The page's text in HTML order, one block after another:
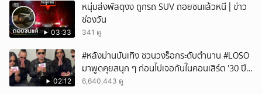
03:33
หนุ่มส่งพัสดุงง ถูกรถ SUV ถอยชนแล้วหนี | ข่าว
ช่องวัน
341 ดู
02:12
#หลังม่านบันเทิง ชวนวงร็อกระดับตำนาน #LOSO
มาพูดคุยสนุก ๆ ก่อนไปเจอกันในคอนเสิร์ต '30 ปี
LOSO นานเท่าไรก็รอ'
6,640,443 ดู